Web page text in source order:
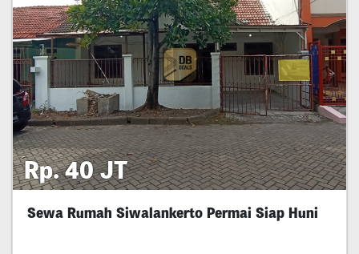
Rp. 40 JT
Sewa Rumah Siwalankerto Permai Siap Huni